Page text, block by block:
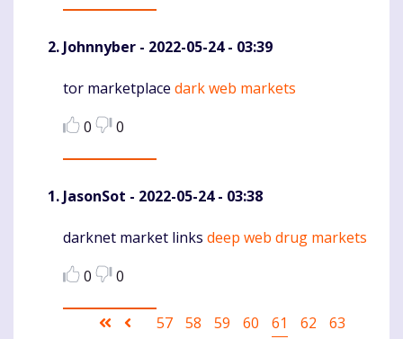
Johnnyber - 2022-05-24 - 03:39
Komentaras
tor marketplace dark web markets
0
0
JasonSot - 2022-05-24 - 03:38
Komentaras
darknet market links deep web drug markets
0
0
Pagination
First Ankstesnis
Puslapis
57 Puslapis
58 Puslapis
59 Puslapis
60
Current
61 Puslapis
62 Puslapis
63